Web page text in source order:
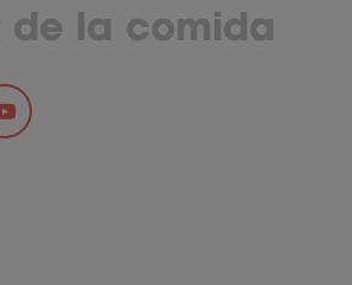
de la comida